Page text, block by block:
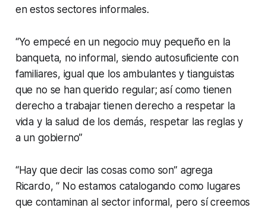
en estos sectores informales.
“Yo empecé en un negocio muy pequeño en la
banqueta, no informal, siendo autosuficiente con
familiares, igual que los ambulantes y tianguistas
que no se han querido regular; así como tienen
derecho a trabajar tienen derecho a respetar la
vida y la salud de los demás, respetar las reglas y
a un gobierno”
“Hay que decir las cosas como son” agrega
Ricardo, “ No estamos catalogando como lugares
que contaminan al sector informal, pero sí creemos